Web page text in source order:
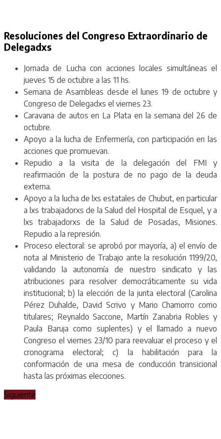
Resoluciones del Congreso Extraordinario de
Delegadxs
Jornada de Lucha con acciones locales simultáneas el
jueves 15 de octubre a las 11 hs.
Semana de Asambleas desde el lunes 19 de octubre y
Congreso de Delegadxs el viernes 23.
Caravana de autos en La Plata en la semana del 26 de
octubre.
Apoyo a la lucha de Enfermería, con participación en las
acciones que promuevan.
Repudio a la visita de la delegación del FMI y
reafirmación de la postura de no pago de la deuda
externa.
Apoyo a la lucha de lxs estatales de Chubut, en particular
a lxs trabajadorxs de la Salud del Hospital de Esquel, y a
lxs trabajadorxs de la Salud de Posadas, Misiones.
Repudio a la represión.
Proceso electoral: se aprobó por mayoría, a) el envío de
nota al Ministerio de Trabajo ante la resolución 1199/20,
validando la autonomía de nuestro sindicato y las
atribuciones para resolver democráticamente su vida
institucional; b) la elección de la junta electoral (Carolina
Pérez Duhalde, David Scrivo y Mario Chamorro como
titulares; Reynaldo Saccone, Martín Zanabria Robles y
Paula Baruja como suplentes) y el llamado a nuevo
Congreso el viernes 23/10 para reevaluar el proceso y el
cronograma electoral; c) la habilitación para la
conformación de una mesa de conducción transicional
hasta las próximas elecciones.
Siguiente